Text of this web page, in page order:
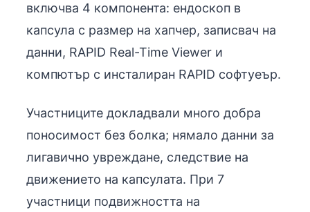
включва 4 компонента: ендоскоп в
капсула с размер на хапчер, записвач на
данни, RAPID Real-Time Viewer и
компютър с инсталиран RAPID софтуеър.
Участниците докладвали много добра
поносимост без болка; нямало данни за
лигавично увреждане, следствие на
движението на капсулата. При 7
участници подвижността на